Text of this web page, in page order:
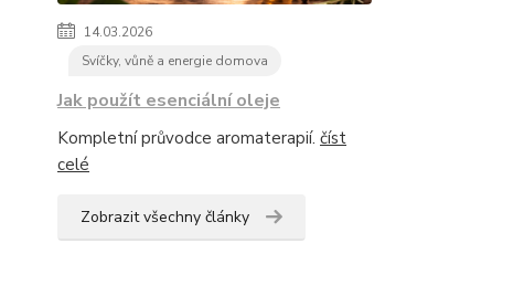
14.03.2026
Svíčky, vůně a energie domova
Jak použít esenciální oleje
Kompletní průvodce aromaterapií. číst
celé
Zobrazit všechny články